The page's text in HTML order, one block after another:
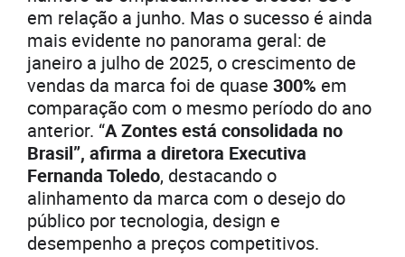
em relação a junho. Mas o sucesso é ainda
mais evidente no panorama geral: de
janeiro a julho de 2025, o crescimento de
vendas da marca foi de quase 300% em
comparação com o mesmo período do ano
anterior. “A Zontes está consolidada no
Brasil”, afirma a diretora Executiva
Fernanda Toledo, destacando o
alinhamento da marca com o desejo do
público por tecnologia, design e
desempenho a preços competitivos.